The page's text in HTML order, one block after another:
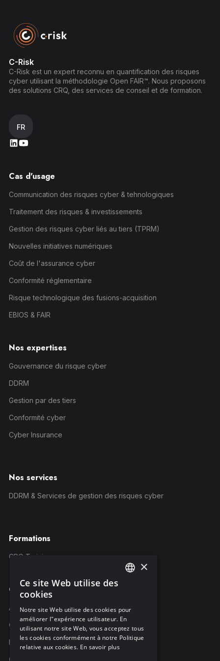
C-Risk
C-Risk est un expert reconnu en quantification des risques
cyber utilisant la méthodologie Open FAIR™. Nous proposons
des solutions CRQ, des services de conseil et de formation.
FR
Cas d'usage
Communication des risques cyber & tehnologiques
Traitement des risques & investissements
Gestion des risques cyber liés au tiers (TPRM)
Nouvelles initiatives numériques
Coût de l'assurance cyber
Conformité réglementaire
Risque technologique des fusions-acquisition
EBIOS & FAIR
Nos expertises
Gouvernance du risque cyber
DDRM
Gestion par des tiers
Conformité cyber
Cyber Insurance
Nos services
DDRM & Services de gestion des risques cyber
Formations
CRQ Training
Compagnie
À propos C-Risk
Carrière
Partenaires
×
Ce site Web utilise des
cookies
Notre site Web utilise des cookies pour
améliorer l"expérience utilisateur. En
utilisant notre site Web, vous acceptez tous
les cookies conformément à notre Politique
relative aux cookies. En savoir plus